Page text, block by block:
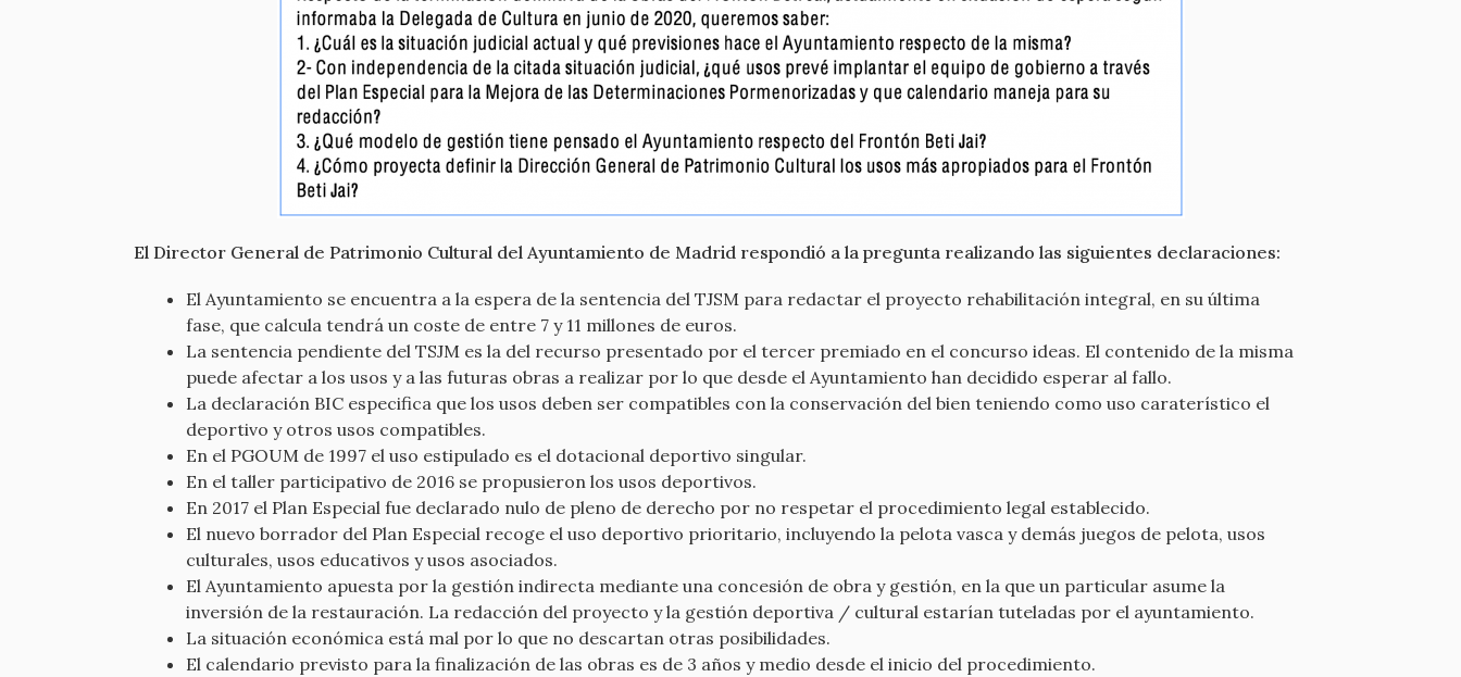
El Director General de Patrimonio Cultural del Ayuntamiento de Madrid respondió a la pregunta realizando las siguientes declaraciones:
El Ayuntamiento se encuentra a la espera de la sentencia del TJSM para redactar el proyecto rehabilitación integral, en su última
fase, que calcula tendrá un coste de entre 7 y 11 millones de euros.
La sentencia pendiente del TSJM es la del recurso presentado por el tercer premiado en el concurso ideas. El contenido de la misma
puede afectar a los usos y a las futuras obras a realizar por lo que desde el Ayuntamiento han decidido esperar al fallo.
La declaración BIC especifica que los usos deben ser compatibles con la conservación del bien teniendo como uso caraterístico el
deportivo y otros usos compatibles.
En el PGOUM de 1997 el uso estipulado es el dotacional deportivo singular.
En el taller participativo de 2016 se propusieron los usos deportivos.
En 2017 el Plan Especial fue declarado nulo de pleno de derecho por no respetar el procedimiento legal establecido.
El nuevo borrador del Plan Especial recoge el uso deportivo prioritario, incluyendo la pelota vasca y demás juegos de pelota, usos
culturales, usos educativos y usos asociados.
El Ayuntamiento apuesta por la gestión indirecta mediante una concesión de obra y gestión, en la que un particular asume la
inversión de la restauración. La redacción del proyecto y la gestión deportiva / cultural estarían tuteladas por el ayuntamiento.
La situación económica está mal por lo que no descartan otras posibilidades.
El calendario previsto para la finalización de las obras es de 3 años y medio desde el inicio del procedimiento.